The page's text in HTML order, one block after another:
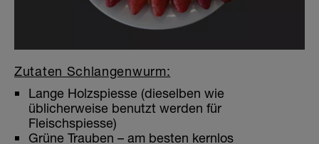
Zutaten Schlangenwurm:
Lange Holzspiesse (dieselben wie
üblicherweise benutzt werden für
Fleischspiesse)
Grüne Trauben – am besten kernlos